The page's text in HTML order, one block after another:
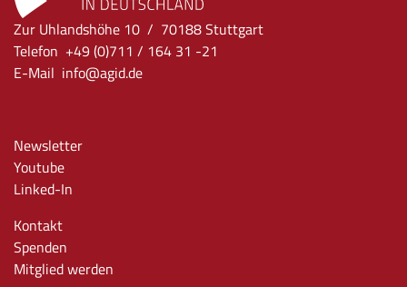
Zur Uhlandshöhe 10 / 70188 Stuttgart
Telefon +49 (0)711 / 164 31 -21
E-Mail info@agid.de
Newsletter
Youtube
Linked-In
Kontakt
Spenden
Mitglied werden